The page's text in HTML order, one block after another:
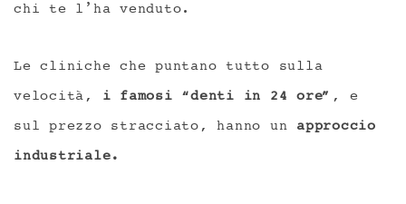
chi te l’ha venduto.
Le cliniche che puntano tutto sulla
velocità,
i famosi “denti in 24 ore” , e
sul prezzo stracciato, hanno un approccio
industriale.